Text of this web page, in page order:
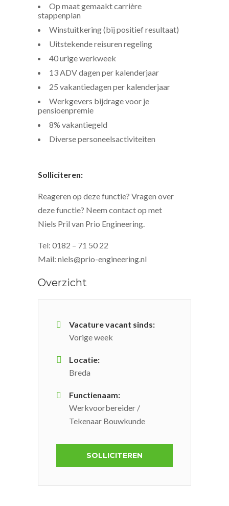
Op maat gemaakt carrière
stappenplan
Winstuitkering (bij positief resultaat)
Uitstekende reisuren regeling
40 urige werkweek
13 ADV dagen per kalenderjaar
25 vakantiedagen per kalenderjaar
Werkgevers bijdrage voor je
pensioenpremie
8% vakantiegeld
Diverse personeelsactiviteiten
Solliciteren:
Reageren op deze functie? Vragen over
deze functie? Neem contact op met
Niels Pril van Prio Engineering.
Tel: 0182 – 71 50 22
Mail: niels@prio-engineering.nl
Overzicht
Vacature vacant sinds:
Vorige week
Locatie:
Breda
Functienaam:
Werkvoorbereider /
Tekenaar Bouwkunde
SOLLICITEREN